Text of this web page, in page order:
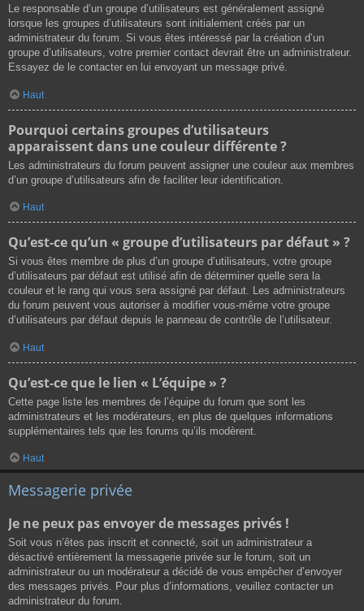
Le responsable d’un groupe d’utilisateurs est généralement assigné
lorsque les groupes d’utilisateurs sont initialement créés par un
administrateur du forum. Si vous êtes intéressé par la création d’un
groupe d’utilisateurs, votre premier contact devrait être un administrateur.
Essayez de le contacter en lui envoyant un message privé.
Haut
Pourquoi certains groupes d’utilisateurs
apparaissent dans une couleur différente ?
Les administrateurs du forum peuvent assigner une couleur aux membres
d’un groupe d’utilisateurs afin de faciliter leur identification.
Haut
Qu’est-ce qu’un « groupe d’utilisateurs par défaut » ?
Si vous êtes membre de plus d’un groupe d’utilisateurs, votre groupe
d’utilisateurs par défaut est utilisé afin de déterminer quelle sera la
couleur et le rang qui vous sera assigné par défaut. Les administrateurs
du forum peuvent vous autoriser à modifier vous-même votre groupe
d’utilisateurs par défaut depuis le panneau de contrôle de l’utilisateur.
Haut
Qu’est-ce que le lien « L’équipe » ?
Cette page liste les membres de l’équipe du forum que sont les
administrateurs et les modérateurs, en plus de quelques informations
supplémentaires tels que les forums qu’ils modèrent.
Haut
Messagerie privée
Je ne peux pas envoyer de messages privés !
Soit vous n’êtes pas inscrit et connecté, soit un administrateur a
désactivé entièrement la messagerie privée sur le forum, soit un
administrateur ou un modérateur a décidé de vous empêcher d’envoyer
des messages privés. Pour plus d’informations, veuillez contacter un
administrateur du forum.